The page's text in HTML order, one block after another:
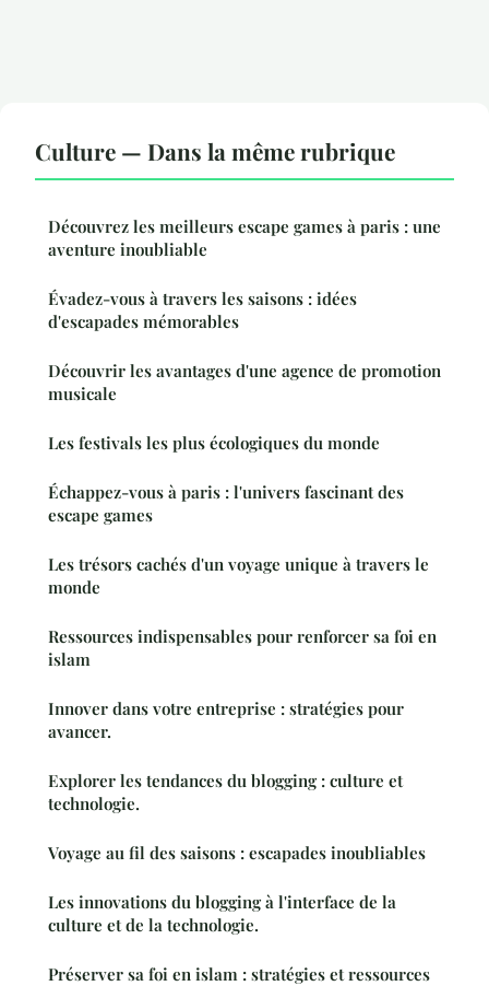
Culture — Dans la même rubrique
Découvrez les meilleurs escape games à paris : une
aventure inoubliable
Évadez-vous à travers les saisons : idées
d'escapades mémorables
Découvrir les avantages d'une agence de promotion
musicale
Les festivals les plus écologiques du monde
Échappez-vous à paris : l'univers fascinant des
escape games
Les trésors cachés d'un voyage unique à travers le
monde
Ressources indispensables pour renforcer sa foi en
islam
Innover dans votre entreprise : stratégies pour
avancer.
Explorer les tendances du blogging : culture et
technologie.
Voyage au fil des saisons : escapades inoubliables
Les innovations du blogging à l'interface de la
culture et de la technologie.
Préserver sa foi en islam : stratégies et ressources